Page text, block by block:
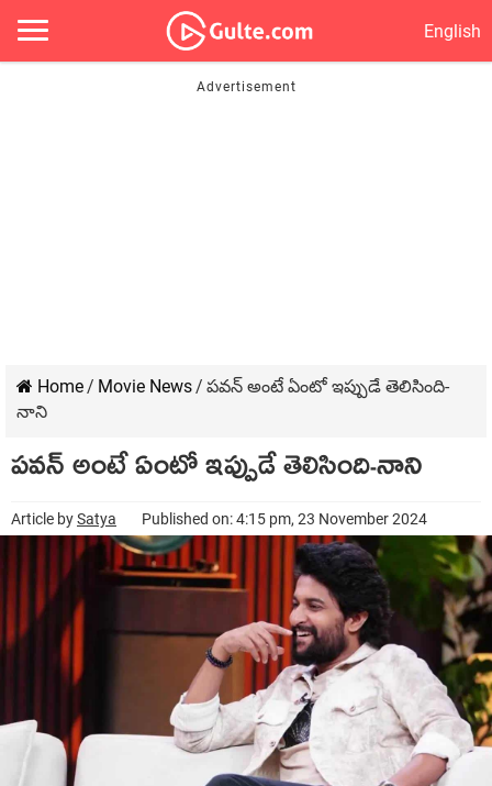
English
Home/ Movie News/ పవన్ అంటే ఏంటో ఇప్పుడే తెలిసింది-
నాని
పవన్ అంటే ఏంటో ఇప్పుడే తెలిసింది-నాని
Article bySatya Published on: 4:15 pm, 23 November 2024